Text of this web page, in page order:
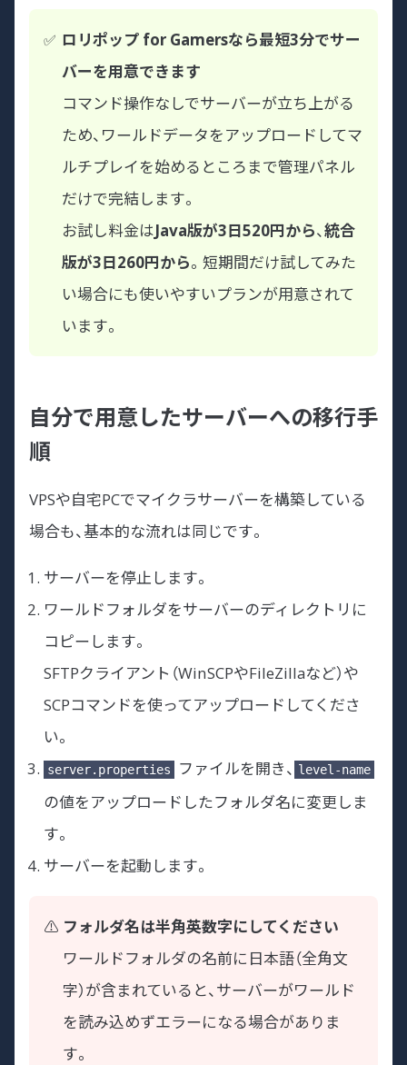
ロリポップ for Gamersなら最短3分でサー
バーを用意できます
コマンド操作なしでサーバーが立ち上がる
ため、ワールドデータをアップロードしてマ
ルチプレイを始めるところまで管理パネル
だけで完結します。
お試し料金はJava版が3日520円から、統合
版が3日260円から。短期間だけ試してみた
い場合にも使いやすいプランが用意されて
います。
自分で用意したサーバーへの移行手
順
VPSや自宅PCでマイクラサーバーを構築している
場合も、基本的な流れは同じです。
サーバーを停止します。
ワールドフォルダをサーバーのディレクトリに
コピーします。
SFTPクライアント（WinSCPやFileZillaなど）や
SCPコマンドを使ってアップロードしてくださ
い。
server.properties ファイルを開き、 level-name
の値をアップロードしたフォルダ名に変更しま
す。
サーバーを起動します。
フォルダ名は半角英数字にしてください
ワールドフォルダの名前に日本語（全角文
字）が含まれていると、サーバーがワールド
を読み込めずエラーになる場合がありま
す。